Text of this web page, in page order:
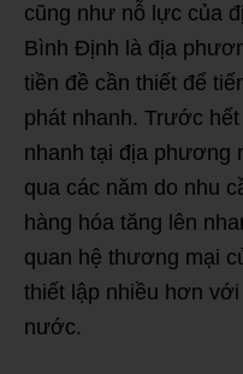
cũng như nỗ lực của
Bình Định là địa
tiền đề cần thiết để
phát nhanh. Trước
nhanh tại địa phương
qua các năm do nhu
hàng hóa tăng lên
quan hệ thương mại
thiết lập nhiều hơn
nước.